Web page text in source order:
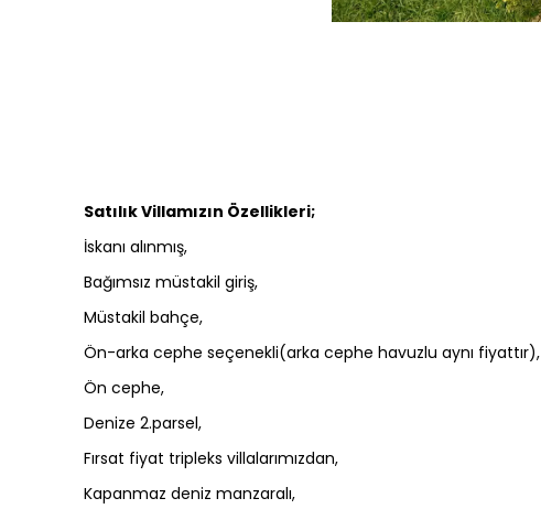
Satılık Villamızın Özellikleri;
İskanı alınmış,
Bağımsız müstakil giriş,
Müstakil bahçe,
Ön-arka cephe seçenekli(arka cephe havuzlu aynı fiyattır),
Ön cephe,
Denize 2.parsel,
Fırsat fiyat tripleks villalarımızdan,
Kapanmaz deniz manzaralı,